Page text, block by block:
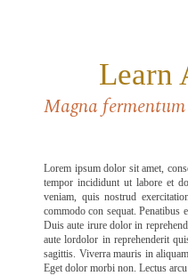
Learn
Magna
Lorem ipsum dolor sit amet,
tempor incididunt ut labore et
veniam, quis nostrud
commodo con sequat. Penatibus
Duis aute irure dolor in
aute lordolor in reprehenderit
sagittis. Viverra mauris in
Eget dolor morbi non. Lectus